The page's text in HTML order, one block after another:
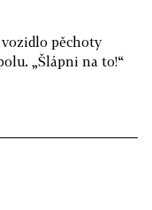
pěchoty
„Šlápni na to!“